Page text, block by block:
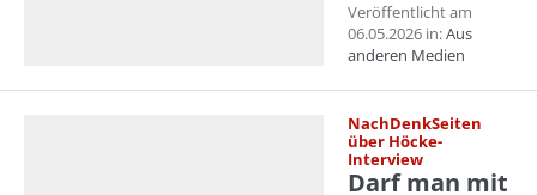
Veröffentlicht am
06.05.2026 in:Aus
anderen Medien
NachDenkSeiten
über Höcke-
Interview
Darf man mit